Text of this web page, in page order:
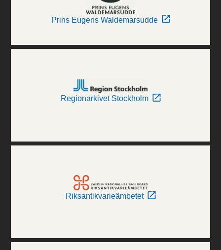
Prins Eugens Waldemarsudde
Regionarkivet Stockholm
Riksantikvarieämbetet